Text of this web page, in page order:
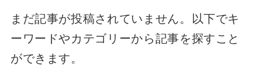
まだ記事が投稿されていません。以下でキ
ーワードやカテゴリーから記事を探すこと
ができます。